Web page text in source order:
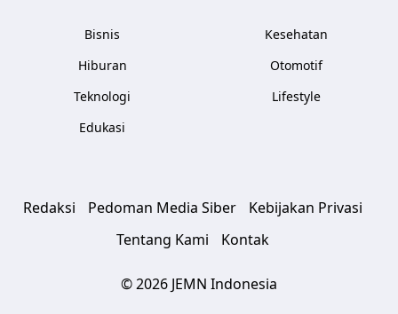
Bisnis
Hiburan
Teknologi
Edukasi
Kesehatan
Otomotif
Lifestyle
Redaksi Pedoman Media Siber
Kebijakan Privasi
Tentang Kami
Kontak
© 2026 JEMN Indonesia